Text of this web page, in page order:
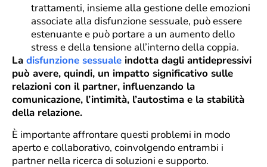
trattamenti, insieme alla gestione delle emozioni
associate alla disfunzione sessuale, può essere
estenuante e può portare a un aumento dello
stress e della tensione all’interno della coppia.
La disfunzione sessuale indotta dagli antidepressivi
può avere, quindi, un impatto significativo sulle
relazioni con il partner, influenzando la
comunicazione, l’intimità, l’autostima e la stabilità
della relazione.
È importante affrontare questi problemi in modo
aperto e collaborativo, coinvolgendo entrambi i
partner nella ricerca di soluzioni e supporto.